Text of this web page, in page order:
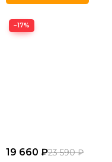
−17%
19 660 ₽23 590 ₽